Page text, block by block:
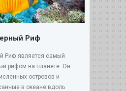
Риф
Риф является самый
рифом на планете. Он
островов и
в океане вдоль